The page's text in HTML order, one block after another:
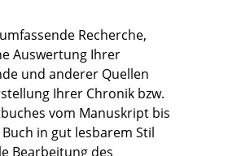
Recherche,
Auswertung Ihrer
und anderer Quellen
Ihrer Chronik bzw.
vom Manuskript bis
in gut lesbarem Stil
Bearbeitung des